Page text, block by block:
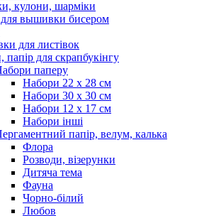
кулони, шарміки
вышивки бисером
для листівок
папір для скрапбукінгу
паперу
Набори 22 х 28 см
Набори 30 х 30 см
Набори 12 х 17 см
Набори інші
папір, велум, калька
Флора
Розводи, візерунки
Дитяча тема
Фауна
Чорно-білий
Любов